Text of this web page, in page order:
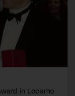
in Locarno